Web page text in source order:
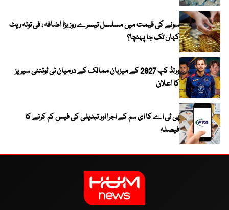
سونے کی قیمت میں مسلسل تیسرے روز بڑا اضافہ ، فی تولہ ریٹ
کہاں تک جا پہنچا؟
ورلڈ کپ 2027 کے میزبان ممالک کے درمیان ٹی ٹوئنٹی سیریز
کا اعلان
پی ٹی اے کا ای سم کے اجرا اور تبدیلی کی فیس کم کرنے کا
فیصلہ